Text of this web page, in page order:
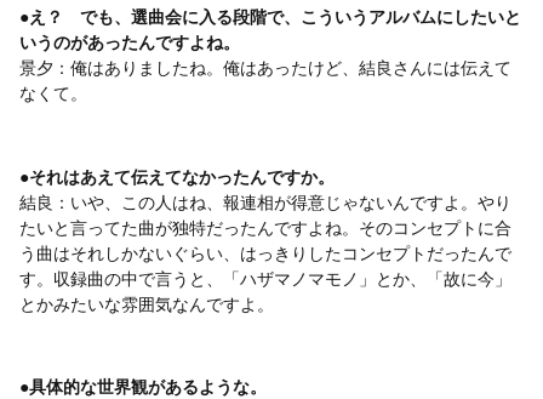
●え？ でも、選曲会に入る段階で、こういうアルバムにしたいと
いうのがあったんですよね。
景夕：俺はありましたね。俺はあったけど、結良さんには伝えて
なくて。
●それはあえて伝えてなかったんですか。
結良：いや、この人はね、報連相が得意じゃないんですよ。やり
たいと言ってた曲が独特だったんですよね。そのコンセプトに合
う曲はそれしかないぐらい、はっきりしたコンセプトだったんで
す。収録曲の中で言うと、「ハザマノマモノ」とか、「故に今」
とかみたいな雰囲気なんですよ。
●具体的な世界観があるような。